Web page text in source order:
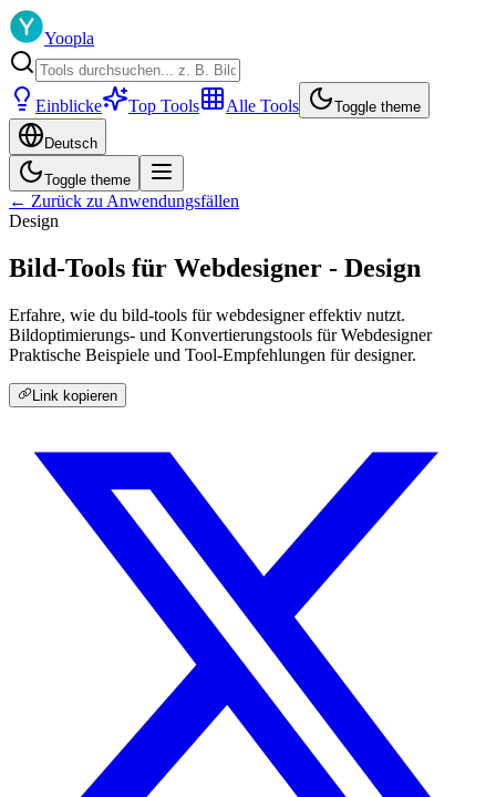
Yoopla
Einblicke Top Tools Alle Tools Toggle theme
Deutsch
Toggle theme
← Zurück zu Anwendungsfällen
Design
Bild-Tools für Webdesigner - Design
Erfahre, wie du bild-tools für webdesigner effektiv nutzt.
Bildoptimierungs- und Konvertierungstools für Webdesigner
Praktische Beispiele und Tool-Empfehlungen für designer.
Link kopieren